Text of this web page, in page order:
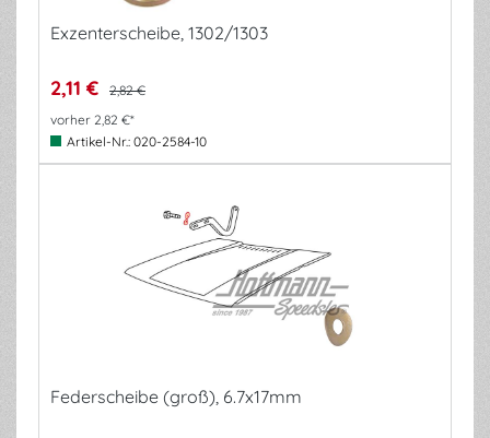
Exzenterscheibe, 1302/1303
2,11 €
2,82 €
vorher 2,82 €*
Artikel-Nr.: 020-2584-10
Federscheibe (groß), 6.7x17mm